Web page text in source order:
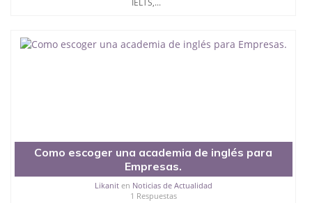
Como escoger una academia de inglés para
Empresas.
Likaniten Noticias de Actualidad
1 Respuestas